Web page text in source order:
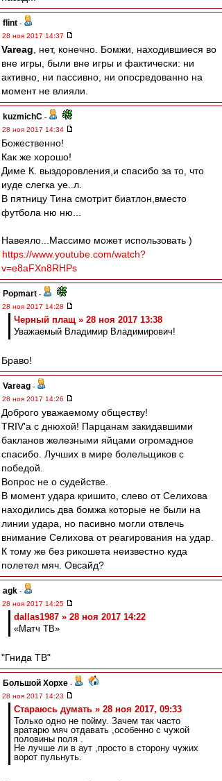
flint -
28 ноя 2017 14:37
Vareag , нет, конечно. Бомжи, находившиеся во
вне игры, были вне игры и фактически: ни
активно, ни пассивно, ни опосредованно на
момент не влияли.
kuzmichC -
28 ноя 2017 14:34
Божественно!
Как же хорошо!
Диме К. выздоровления,и спасибо за то, что
иуде слегка уе..л.
В пятницу Тина смотрит биатлон,вместо
футбола ню ню...
Навеяло...Массимо может использовать )
https://www.youtube.com/watch?
v=e8aFXn8RHPs
Popmart -
28 ноя 2017 14:28
Черный плащ » 28 ноя 2017 13:38
Уважаемый Владимир Владимирович!
Браво!
Vareag -
28 ноя 2017 14:26
Доброго уважаемому обществу!
TRIV'a с днюхой! Парцанам закидавшими
бакланов железными яйцами огромадное
спасибо. Лучших в мире болельщиков с
победой.
Вопрос не о судействе.
В момент удара кришито, слево от Селихова
находились два бомжа которые не были на
линии удара, но пасивно могли отвлечь
внимание Селихова от реагирования на удар.
К тому же без рикошета неизвестно куда
полетел мяч. Овсайд?
agk -
28 ноя 2017 14:25
dallas1987 » 28 ноя 2017 14:22
«Матч ТВ»
"Гнида ТВ"
Большой Хорхе -
28 ноя 2017 14:23
Стараюсь думать » 28 ноя 2017, 09:33
Только одно не пойму. Зачем так часто
вратарю мяч отдавать ,особенно с чужой
половины поля .
Не лучше ли в аут ,просто в сторону чужих
ворот пульнуть.